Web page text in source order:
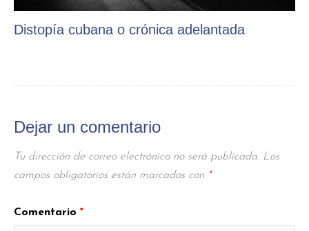
Distopía cubana o crónica adelantada
Dejar un comentario
Tu dirección de correo electrónico no será publicada. Los
campos obligatorios están marcados con *
Comentario *